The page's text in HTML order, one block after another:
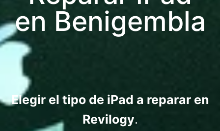
en Benigembla
Elegir el tipo de iPad a reparar en
Revilogy.